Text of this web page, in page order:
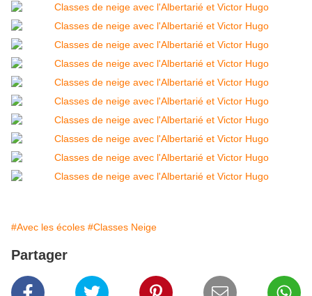
#Avec les écoles #Classes Neige
Partager